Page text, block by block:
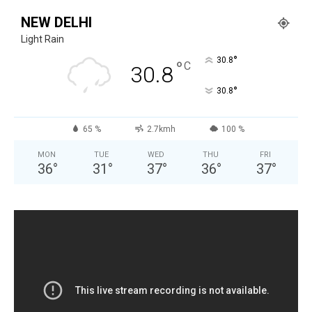
NEW DELHI
Light Rain
30.8°C 30.8°
30.8°
65 % 2.7kmh 100 %
MON
36°
TUE
31 °
WED
37°
THU
36°
FRI
37°